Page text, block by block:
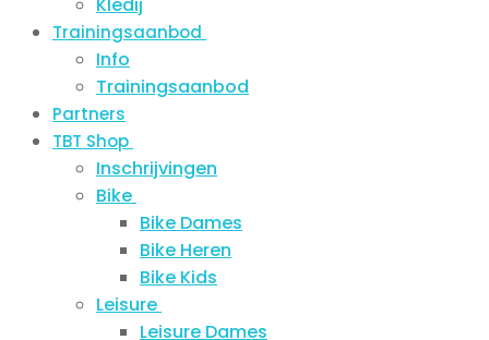
Trainingsaanbod
Info
Trainingsaanbod
Partners
TBT Shop
Inschrijvingen
Bike
Bike Dames
Bike Heren
Bike Kids
Leisure
Leisure Dames